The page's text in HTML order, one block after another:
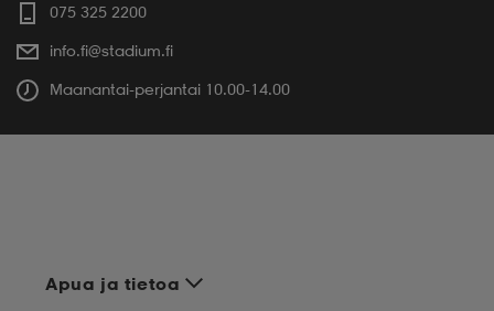
075 325 2200
info.fi@stadium.fi
Maanantai-perjantai 10.00-14.00
Apua ja tietoa